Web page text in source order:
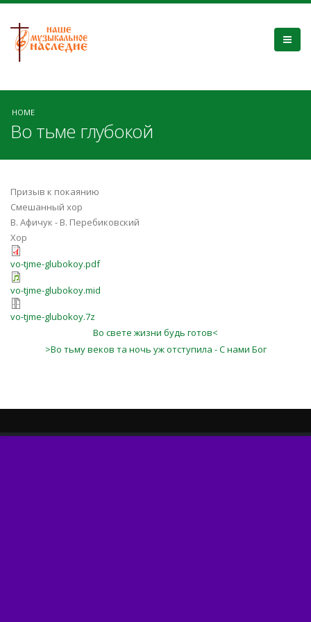
HOME
Во тьме глубокой
Призыв к покаянию
Смешанный хор
В. Афичук - В. Перебиковский
Хор
vo-tjme-glubokoy.pdf
vo-tjme-glubokoy.mid
vo-tjme-glubokoy.7z
Во свете жизни будь готов<
>Во тьму веков та ночь уж отступила - С нами Бог